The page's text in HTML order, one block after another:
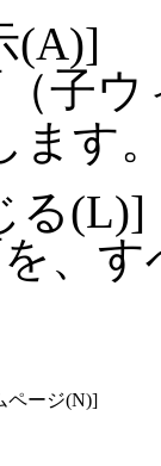
(A)]
子
ます
る(L)]
、
ページ(N)]